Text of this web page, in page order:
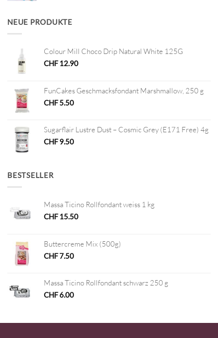
NEUE PRODUKTE
Colour Mill Choco Drip Natural White 125G
CHF12.90
FunCakes Geschmacksfondant Marshmallow, 250 g
CHF5.50
Sugarflair Lustre Dust – Cosmic Grey (E171 Free) 4g
CHF9.50
BESTSELLER
Massa Ticino Rollfondant weiss 1 kg
CHF15.50
Buttercreme Mix (500g)
CHF7.50
Massa Ticino Rollfondant schwarz 250 g
CHF6.00